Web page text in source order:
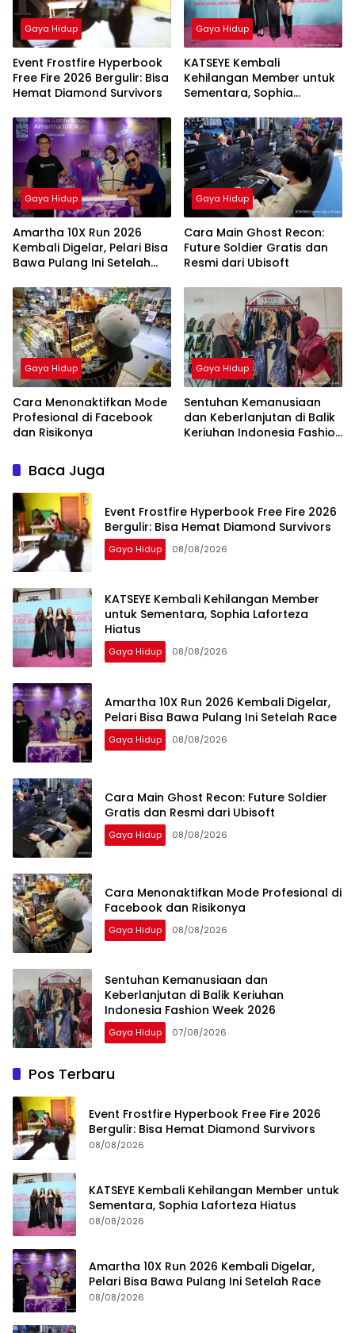
Gaya Hidup
Event Frostfire Hyperbook
Free Fire 2026 Bergulir: Bisa
Hemat Diamond Survivors
Gaya Hidup
KATSEYE Kembali
Kehilangan Member untuk
Sementara, Sophia
Gaya Hidup
Amartha 10X Run 2026
Kembali Digelar, Pelari Bisa
Bawa Pulang Ini Setelah
Gaya Hidup
Cara Main Ghost Recon:
Future Soldier Gratis dan
Resmi dari Ubisoft
Gaya Hidup
Cara Menonaktifkan Mode
Profesional di Facebook
dan Risikonya
Gaya Hidup
Sentuhan Kemanusiaan
dan Keberlanjutan di Balik
Keriuhan Indonesia Fashion
Baca Juga
Event Frostfire Hyperbook Free Fire 2026
Bergulir: Bisa Hemat Diamond Survivors
Gaya Hidup 08/08/2026
KATSEYE Kembali Kehilangan Member
untuk Sementara, Sophia Laforteza
Hiatus
Gaya Hidup 08/08/2026
Amartha 10X Run 2026 Kembali Digelar,
Pelari Bisa Bawa Pulang Ini Setelah Race
Gaya Hidup 08/08/2026
Cara Main Ghost Recon: Future Soldier
Gratis dan Resmi dari Ubisoft
Gaya Hidup 08/08/2026
Cara Menonaktifkan Mode Profesional di
Facebook dan Risikonya
Gaya Hidup 08/08/2026
Sentuhan Kemanusiaan dan
Keberlanjutan di Balik Keriuhan
Indonesia Fashion Week 2026
Gaya Hidup 07/08/2026
Pos Terbaru
Event Frostfire Hyperbook Free Fire 2026
Bergulir: Bisa Hemat Diamond Survivors
08/08/2026
KATSEYE Kembali Kehilangan Member untuk
Sementara, Sophia Laforteza Hiatus
08/08/2026
Amartha 10X Run 2026 Kembali Digelar,
Pelari Bisa Bawa Pulang Ini Setelah Race
08/08/2026